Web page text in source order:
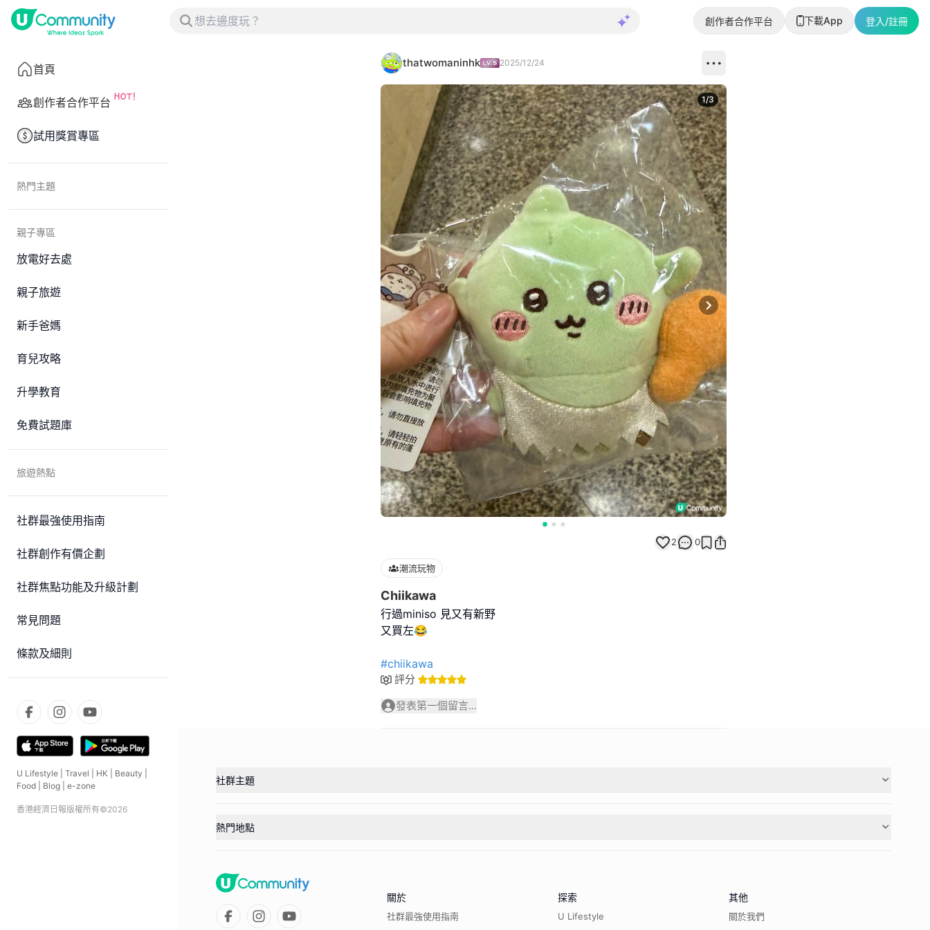
創作者合作平台 下載App 登入/註冊
首頁
創作者合作平台
試用獎賞專區
熱門主題
親子專區
放電好去處
親子旅遊
新手爸媽
育兒攻略
升學教育
免費試題庫
旅遊熱點
社群最強使用指南
社群創作有價企劃
社群焦點功能及升級計劃
常見問題
條款及細則
U Lifestyle Travel HK Beauty
Food
Blog e-zone
香港經濟日報版權所有©2026
thatwomaninhk 2025/12/24
Next slide
1/3
2 0
潮流玩物
Chiikawa
行過miniso 見又有新野
又買左😂
#chiikawa
評分
發表第一個留言...
社群主題
熱門地點
關於
社群最強使用指南
探索
U Lifestyle
其他
關於我們